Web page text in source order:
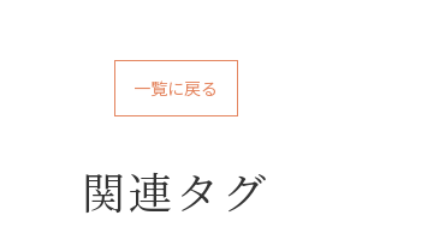
一覧に戻る
関連タグ